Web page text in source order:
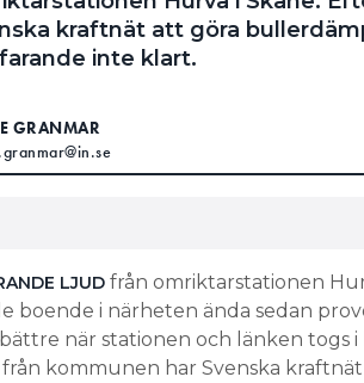
kraftnät att göra
inte klart.
GRANMAR
LJUD från omriktarstationen
boende i närheten ända sedan
när stationen och länken togs i
från kommunen har Svenska